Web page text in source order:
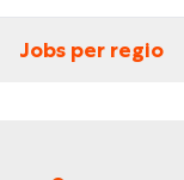
Jobs per regio